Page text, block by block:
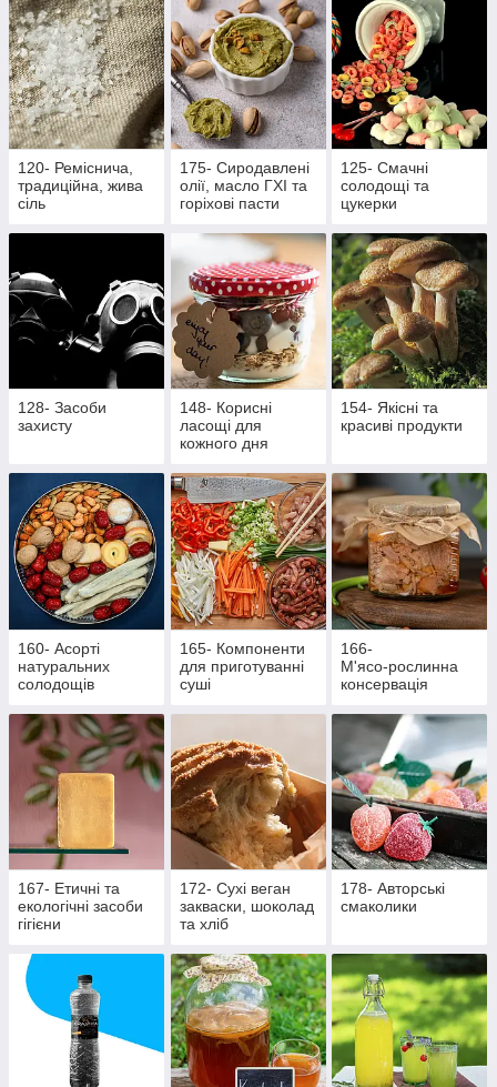
120- Реміснича,
традиційна, жива
сіль
175- Сиродавлені
олії, масло ГХІ та
горіхові пасти
125- Смачні
солодощі та
цукерки
128- Засоби
захисту
148- Корисні
ласощі для
кожного дня
154- Якісні та
красиві продукти
160- Асорті
натуральних
солодощів
165- Компоненти
для приготуванні
суші
166-
М'ясо‑рослинна
консервація
167- Етичні та
екологічні засоби
гігієни
172- Сухі веган
закваски, шоколад
та хліб
178- Авторські
смаколики